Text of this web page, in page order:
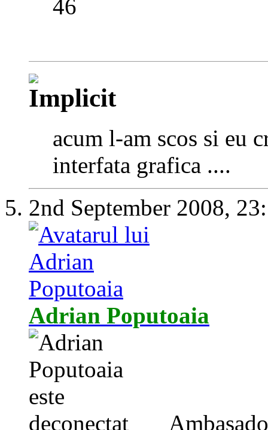
46
acum l-am scos si eu
interfata grafica ....
2nd September 2008,
Adrian Poputoaia